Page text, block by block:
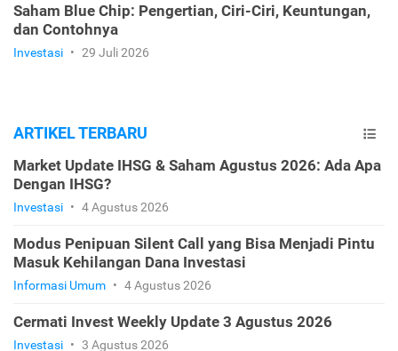
Saham Blue Chip: Pengertian, Ciri-Ciri, Keuntungan,
dan Contohnya
Investasi • 29 Juli 2026
ARTIKEL TERBARU
Market Update IHSG & Saham Agustus 2026: Ada Apa
Dengan IHSG?
Investasi • 4 Agustus 2026
Modus Penipuan Silent Call yang Bisa Menjadi Pintu
Masuk Kehilangan Dana Investasi
Informasi Umum • 4 Agustus 2026
Cermati Invest Weekly Update 3 Agustus 2026
Investasi • 3 Agustus 2026